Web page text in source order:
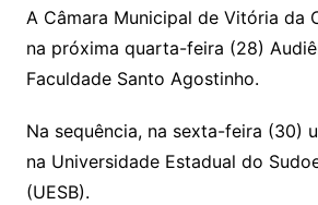
A Câmara Municipal de Vitória da
na próxima quarta-feira (28)
Faculdade Santo Agostinho.
Na sequência, na sexta-feira (30)
na Universidade Estadual do
(UESB).